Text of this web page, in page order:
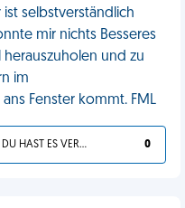
selbstverständlich
mir nichts Besseres
herauszuholen und zu
im
Fenster kommt. FML
DU HAST ES VERDIENT 0